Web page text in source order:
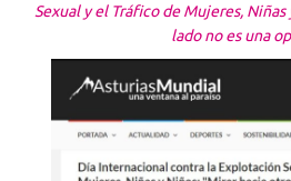
Sexual y el Tráfico de Mujeres,
lado no es una